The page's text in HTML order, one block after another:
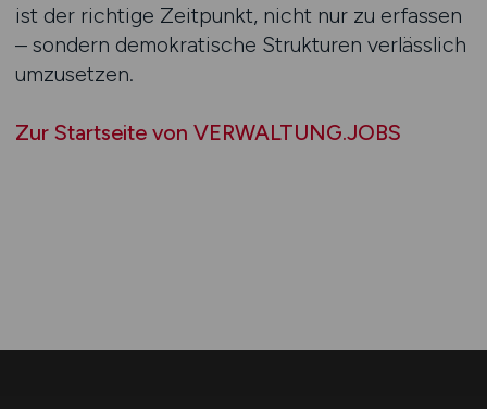
ist der richtige Zeitpunkt, nicht nur zu erfassen
– sondern demokratische Strukturen verlässlich
umzusetzen.
Zur Startseite von VERWALTUNG.JOBS